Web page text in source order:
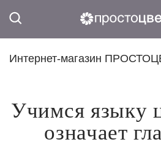
Интернет-магазин
Учимся языку
означает